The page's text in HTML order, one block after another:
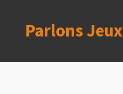
Parlons Jeux